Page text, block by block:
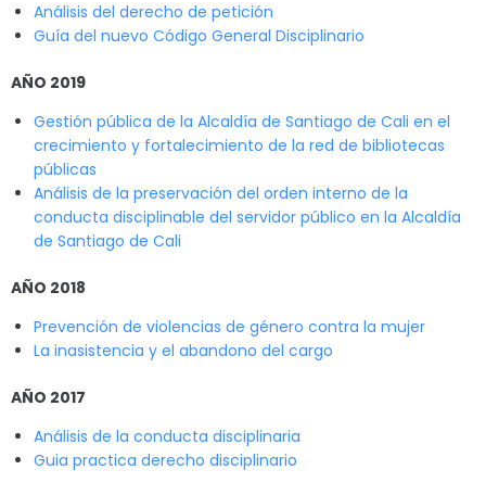
Análisis del derecho de petición
Guía del nuevo Código General Disciplinario
AÑO 2019
Gestión pública de la Alcaldía de Santiago de Cali en el
crecimiento y fortalecimiento de la red de bibliotecas
públicas
Análisis de la preservación del orden interno de la
conducta disciplinable del servidor público en la Alcaldía
de Santiago de Cali
AÑO 2018
Prevención de violencias de género contra la mujer
La inasistencia y el abandono del cargo
AÑO 2017
Análisis de la conducta disciplinaria
Guia practica derecho disciplinario